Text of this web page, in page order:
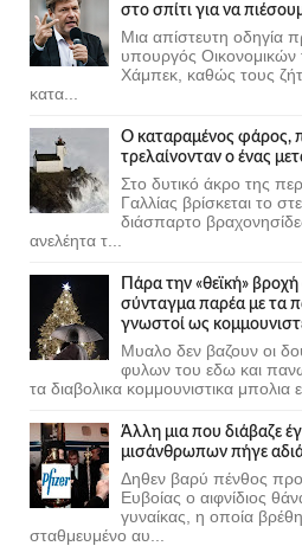
στο σπίτι για να
Μια απίστευτη οδηγία
υπουργός Οικονομικών
Χάμπεκ, καθώς τους
κατα...
Ο καταραμένος φάρος,
τρελαίνονταν ο ένας
Στο δυτικό άκρο της
Γαλλίας βρίσκεται το
διάσπαρτο
ανελέητα τ...
Πάρα την «θεϊκή»
σύνταγμα παρέα με τα
γνωστοί ως
Μυαλο δεν βαζουν οι
φυλων του εδω και
τα διαβολικα κομμουνιστικα μπολια
Άλλη μια που διάβαζε
μισάνθρωπων πήγε
Δηθεν βαρύ πένθος
Ευβοίας ο αιφνίδιος
γυναίκας, η οποία
σταθμευμένο αυ...